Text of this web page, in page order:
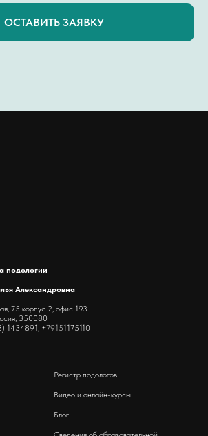
ОСТАВИТЬ ЗАЯВКУ
подологии
Александровна
75 корпус 2, офис 193
350080
1434891, +79151175110
Регистр подологов
Видео и онлайн-курсы
Блог